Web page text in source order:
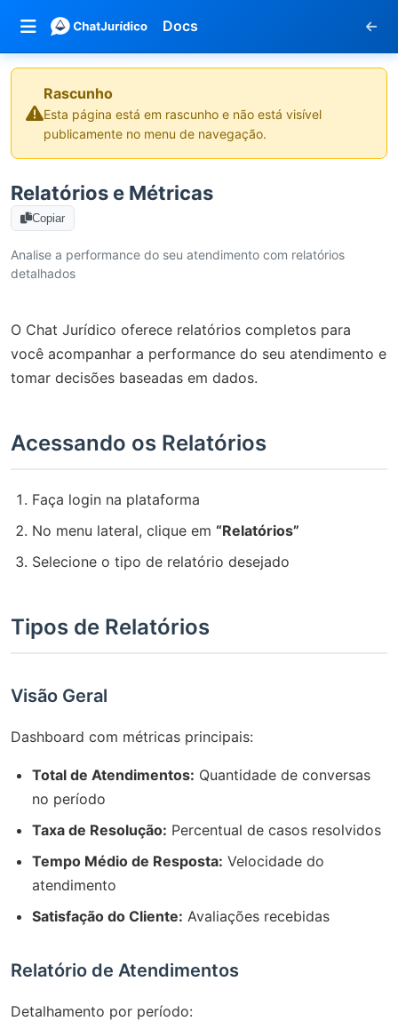
Rascunho
Esta página está em rascunho e não está visível
publicamente no menu de navegação.
Relatórios e Métricas
Copiar
Analise a performance do seu atendimento com relatórios
detalhados
O Chat Jurídico oferece relatórios completos para
você acompanhar a performance do seu atendimento e
tomar decisões baseadas em dados.
Acessando os Relatórios
Faça login na plataforma
No menu lateral, clique em “Relatórios”
Selecione o tipo de relatório desejado
Tipos de Relatórios
Visão Geral
Dashboard com métricas principais:
Total de Atendimentos: Quantidade de conversas
no período
Taxa de Resolução: Percentual de casos resolvidos
Tempo Médio de Resposta: Velocidade do
atendimento
Satisfação do Cliente: Avaliações recebidas
Relatório de Atendimentos
Detalhamento por período: